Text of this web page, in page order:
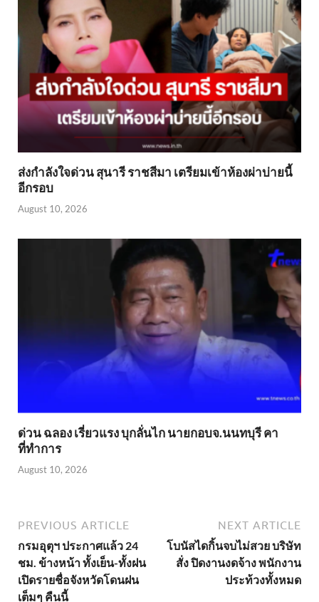
ส่งกำลังใจด่วน สุนารี ราชสีมา เตรียมเข้าห้องผ่าบ่ายนี้
อีกรอบ
August 10, 2026
ด่วน ฉลอง เรี่ยวแรง บุกลั่นไก นายกอบจ.นนทบุรี คา
ที่ทำการ
August 10, 2026
PREVIOUS ARTICLE
กรมอุตุฯ ประกาศแล้ว 24
ชม. ข้างหน้า ทั้งเย็น-ทั้งฝน
เปิดรายชื่อจังหวัดโดนฝน
เต็มๆ คืนนี้
NEXT ARTICLE
โบนัสไดกิ้นจบไม่สวย บริษัท
สั่ง ปิดงานงดจ้าง พนักงาน
ประท้วงทั้งหมด